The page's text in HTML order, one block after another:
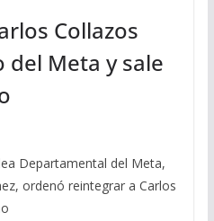
Collazos
Meta y sale
Departamental del Meta,
ordenó reintegrar a Carlos